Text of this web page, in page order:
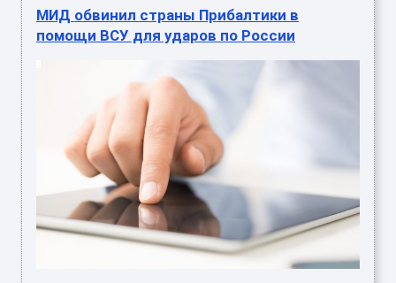
МИД обвинил страны Прибалтики в
помощи ВСУ для ударов по России